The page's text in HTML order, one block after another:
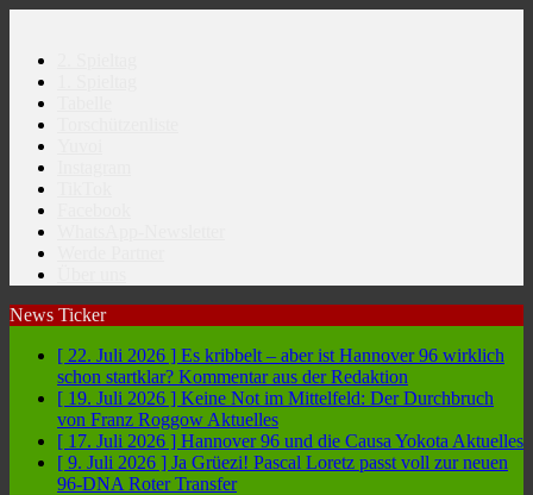
News Ticker
[ 22. Juli 2026 ] Es kribbelt – aber ist Hannover 96 wirklich
schon startklar? Kommentar aus der Redaktion
[ 19. Juli 2026 ] Keine Not im Mittelfeld: Der Durchbruch
von Franz Roggow Aktuelles
[ 17. Juli 2026 ] Hannover 96 und die Causa Yokota Aktuelles
[ 9. Juli 2026 ] Ja Grüezi! Pascal Loretz passt voll zur neuen
96-DNA Roter Transfer